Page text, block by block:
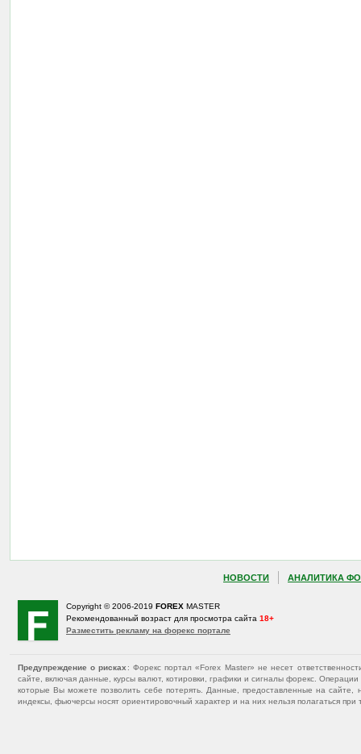
НОВОСТИ АНАЛИТИКА
Copyright © 2006-2019 FOREX MASTER
Рекомендованный возраст для просмотра сайта 18+
Разместить рекламу на форекс портале
Предупреждение о рисках : Форекс портал «Forex Master» не несет
сайте, включая данные, курсы валют, котировки, графики и сигналы форекс.
которые Вы можете позволить себе потерять. Данные, предоставленные на
индексы, фьючерсы носят ориентировочный характер и на них нельзя полагаться при